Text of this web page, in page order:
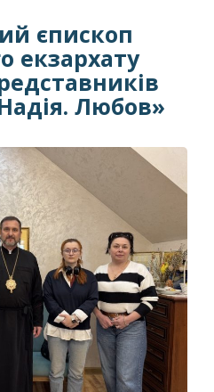
єпископ
екзархату
Любов»